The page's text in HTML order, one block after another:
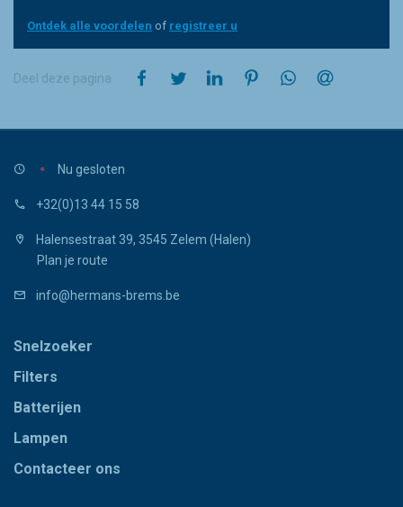
Ontdek alle voordelen of registreer u
Deel deze pagina op Facebookop Twitterop LinkedInop Pinterestop WhatsApp
Nu gesloten
+32(0)13 44 15 58
Halensestraat 39, 3545 Zelem (Halen)
Plan je route
info@hermans-brems.be
Snelzoeker
Filters
Batterijen
Lampen
Contacteer ons